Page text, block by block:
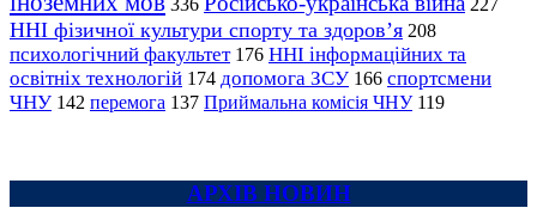
336 227
ННІ фізичної культури спорту та здоров’я 208
психологічний факультет 176 ННІ інформаційних та
освітніх технологій 174 допомога ЗСУ 166 спортсмени
ЧНУ 142 перемога 137 Приймальна комісія ЧНУ 119
АРХІВ НОВИН